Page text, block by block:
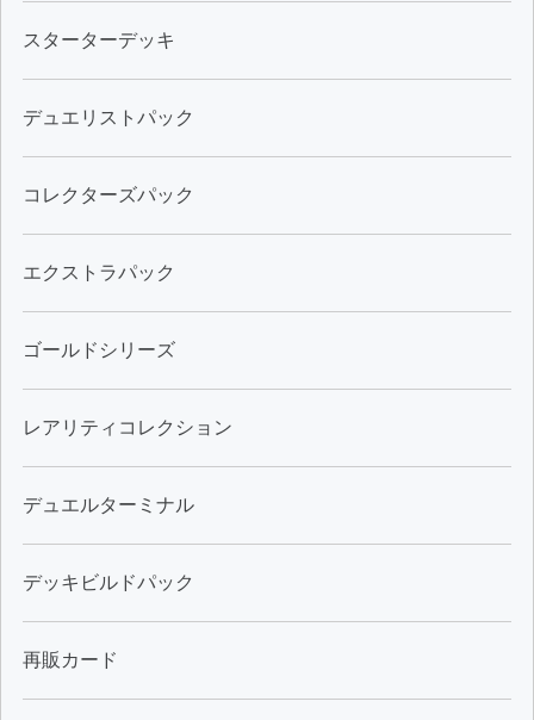
スターターデッキ
デュエリストパック
コレクターズパック
エクストラパック
ゴールドシリーズ
レアリティコレクション
デュエルターミナル
デッキビルドパック
再販カード